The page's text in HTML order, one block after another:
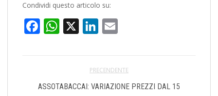
Condividi questo articolo su:
Facebook
WhatsApp
X LinkedIn
PRECENDENTE
ASSOTABACCAI: VARIAZIONE PREZZI DAL 15